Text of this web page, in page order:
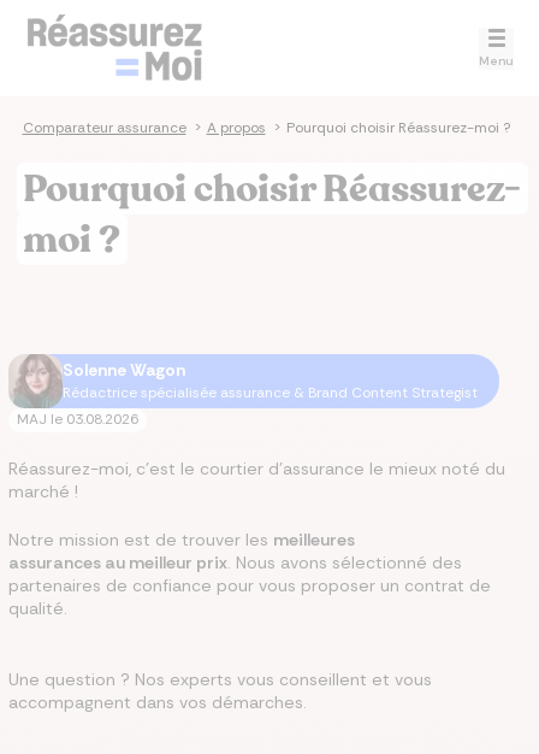
Menu
Comparateur assurance > A propos > Pourquoi choisir Réassurez-moi ?
Pourquoi choisir Réassurez-
moi ?
Solenne Wagon
Rédactrice spécialisée assurance & Brand Content Strategist
MAJ le 03.08.2026
Réassurez-moi, c'est le courtier d'assurance le mieux noté du
marché !
Notre mission est de trouver les meilleures
assurances au meilleur prix. Nous avons sélectionné des
partenaires de confiance pour vous proposer un contrat de
qualité.
Une question ? Nos experts vous conseillent et vous
accompagnent dans vos démarches.